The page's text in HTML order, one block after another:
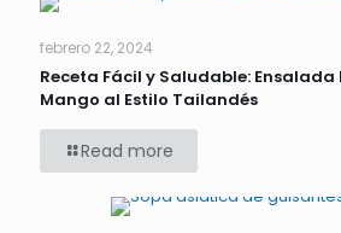
febrero 22, 2024
Receta Fácil y Saludable:
Mango al Estilo Tailandés
Read more